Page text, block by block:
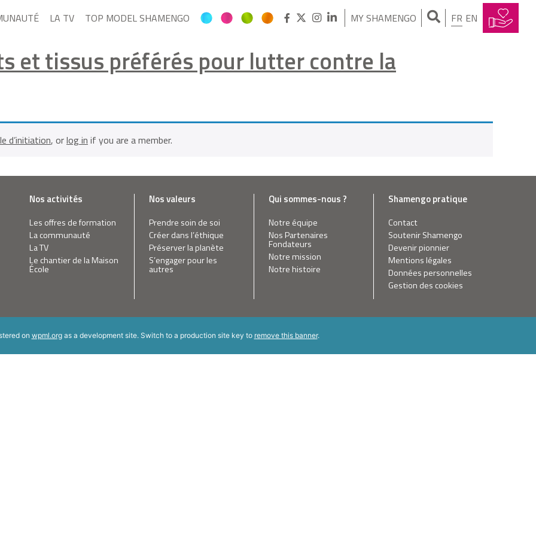
LA TV TOP MODEL SHAMENGO MY SHAMENGO FR EN
et tissus préférés pour lutter contre la
d’initiation, orlog in if you are a member.
Nos activités
Les offres de formation
La communauté
La TV
Le chantier de la Maison
École
Nos valeurs
Prendre soin de soi
Créer dans l’éthique
Préserver la planète
S’engager pour les
autres
Qui sommes-nous ?
Notre équipe
Nos Partenaires
Fondateurs
Notre mission
Notre histoire
Shamengo pratique
Contact
Soutenir Shamengo
Devenir pionnier
Mentions légales
Données personnelles
Gestion des cookies
on wpml.orgas a development site. Switch to a production site key to remove this banner.